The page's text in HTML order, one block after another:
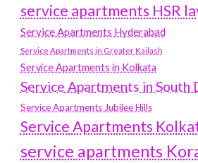
service apartments HSR
Service Apartments Hyderabad
Service Apartments in Greater Kailash
Service Apartments in Kolkata
Service Apartments in South
Service Apartments Jubilee Hills
Service Apartments
service apartments